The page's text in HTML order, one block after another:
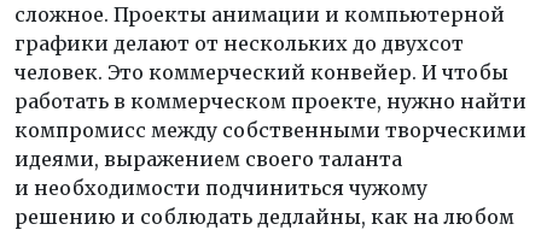
сложное. Проекты анимации и компьютерной
графики делают от нескольких до двухсот
человек. Это коммерческий конвейер. И чтобы
работать в коммерческом проекте, нужно найти
компромисс между собственными творческими
идеями, выражением своего таланта
и необходимости подчиниться чужому
решению и соблюдать дедлайны, как на любом